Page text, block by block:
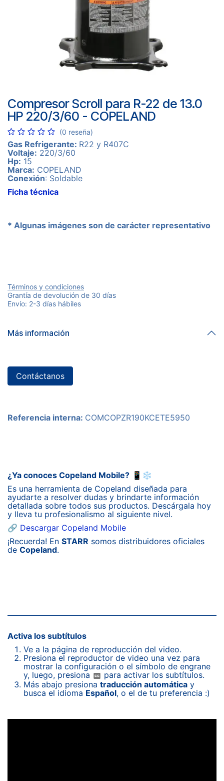
Compresor Scroll para R-22 de 13.0
HP 220/3/60 - COPELAND
(0 reseña)
Gas Refrigerante: R22 y R407C
Voltaje: 220/3/60
Hp: 15
Marca: COPELAND
Conexión: Soldable
Ficha técnica
* Algunas imágenes son de carácter representativo
Términos y condiciones
Grantía de devolución de 30 días
Envío: 2-3 días hábiles
Más información
Contáctanos
Referencia interna: COMCOPZR190KCETE5950
¿Ya conoces Copeland Mobile? 📱❄️
Es una herramienta de Copeland diseñada para
ayudarte a resolver dudas y brindarte información
detallada sobre todos sus productos. Descárgala hoy
y lleva tu profesionalismo al siguiente nivel.
🔗 Descargar Copeland Mobile
¡Recuerda! En STARR somos distribuidores oficiales
de Copeland.
Activa los subtítulos
Ve a la página de reproducción del video.
Presiona el reproductor de video una vez para
mostrar la configuración o el símbolo de engrane
y, luego, presiona
para activar los subtítulos.
Más abajo presiona traducción automática y
busca el idioma Español, o el de tu preferencia :)